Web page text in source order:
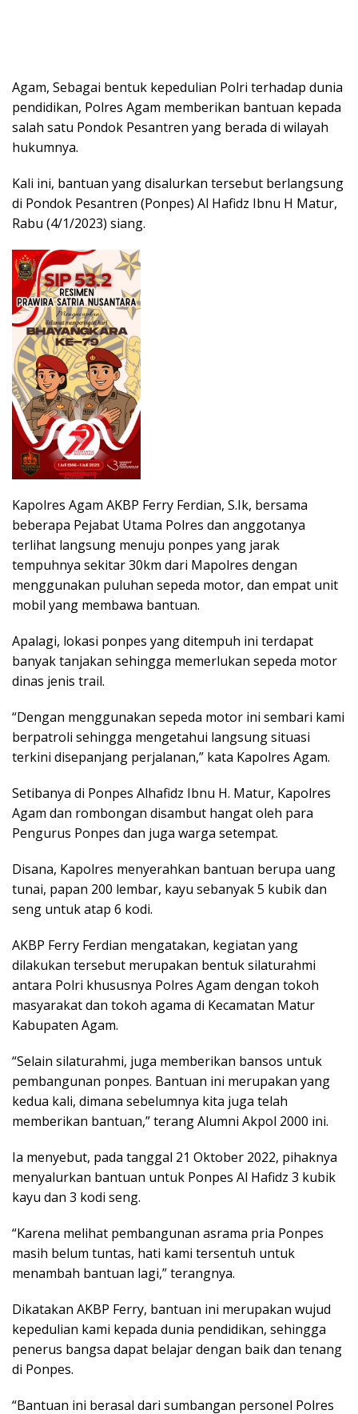
Agam, Sebagai bentuk kepedulian Polri terhadap dunia
pendidikan, Polres Agam memberikan bantuan kepada
salah satu Pondok Pesantren yang berada di wilayah
hukumnya.
Kali ini, bantuan yang disalurkan tersebut berlangsung
di Pondok Pesantren (Ponpes) Al Hafidz Ibnu H Matur,
Rabu (4/1/2023) siang.
Kapolres Agam AKBP Ferry Ferdian, S.Ik, bersama
beberapa Pejabat Utama Polres dan anggotanya
terlihat langsung menuju ponpes yang jarak
tempuhnya sekitar 30km dari Mapolres dengan
menggunakan puluhan sepeda motor, dan empat unit
mobil yang membawa bantuan.
Apalagi, lokasi ponpes yang ditempuh ini terdapat
banyak tanjakan sehingga memerlukan sepeda motor
dinas jenis trail.
“Dengan menggunakan sepeda motor ini sembari kami
berpatroli sehingga mengetahui langsung situasi
terkini disepanjang perjalanan,” kata Kapolres Agam.
Setibanya di Ponpes Alhafidz Ibnu H. Matur, Kapolres
Agam dan rombongan disambut hangat oleh para
Pengurus Ponpes dan juga warga setempat.
Disana, Kapolres menyerahkan bantuan berupa uang
tunai, papan 200 lembar, kayu sebanyak 5 kubik dan
seng untuk atap 6 kodi.
AKBP Ferry Ferdian mengatakan, kegiatan yang
dilakukan tersebut merupakan bentuk silaturahmi
antara Polri khususnya Polres Agam dengan tokoh
masyarakat dan tokoh agama di Kecamatan Matur
Kabupaten Agam.
“Selain silaturahmi, juga memberikan bansos untuk
pembangunan ponpes. Bantuan ini merupakan yang
kedua kali, dimana sebelumnya kita juga telah
memberikan bantuan,” terang Alumni Akpol 2000 ini.
Ia menyebut, pada tanggal 21 Oktober 2022, pihaknya
menyalurkan bantuan untuk Ponpes Al Hafidz 3 kubik
kayu dan 3 kodi seng.
“Karena melihat pembangunan asrama pria Ponpes
masih belum tuntas, hati kami tersentuh untuk
menambah bantuan lagi,” terangnya.
Dikatakan AKBP Ferry, bantuan ini merupakan wujud
kepedulian kami kepada dunia pendidikan, sehingga
penerus bangsa dapat belajar dengan baik dan tenang
di Ponpes.
“Bantuan ini berasal dari sumbangan personel Polres